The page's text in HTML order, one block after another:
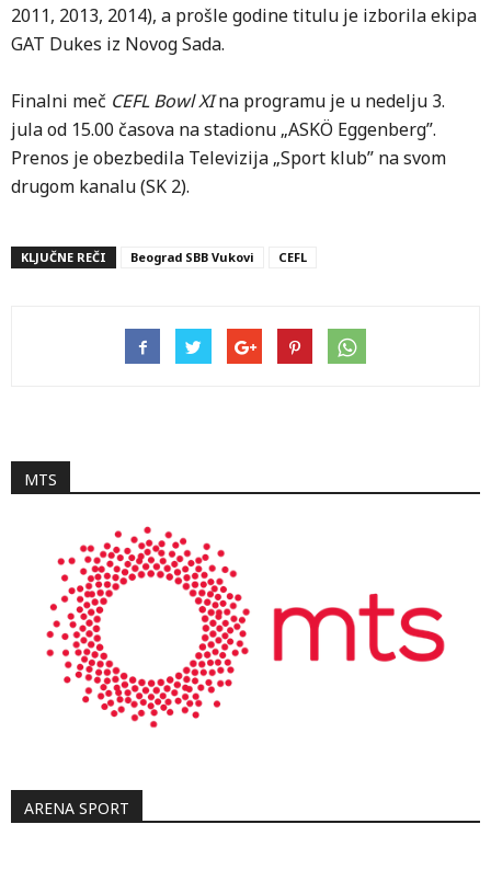
2011, 2013, 2014), a prošle godine titulu je izborila ekipa
GAT Dukes iz Novog Sada.
Finalni meč CEFL Bowl XIna programu je u nedelju 3.
jula od 15.00 časova na stadionu „ASKÖ Eggenberg”.
Prenos je obezbedila Televizija „Sport klub” na svom
drugom kanalu (SK 2).
KLJUČNE REČI Beograd SBB Vukovi CEFL
MTS
ARENA SPORT